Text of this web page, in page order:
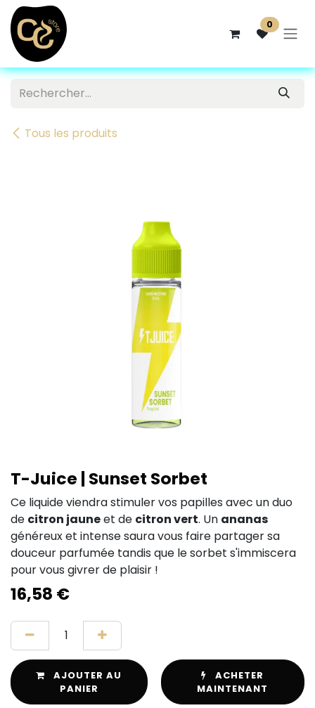
Se rendre au contenu
0
Tous les produits
T-Juice | Sunset Sorbet
Ce liquide viendra stimuler vos papilles avec un duo
de citron jauneet de citron vert. Un ananas
généreux et intense saura vous faire partager sa
douceur parfumée tandis que le sorbet s'immiscera
pour vous givrer de plaisir !
16,58 €
AJOUTER AU
PANIER
ACHETER
MAINTENANT